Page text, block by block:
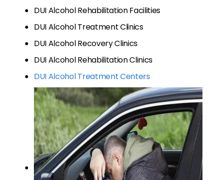
DUI Alcohol Rehabilitation Facilities
DUI Alcohol Treatment Clinics
DUI Alcohol Recovery Clinics
DUI Alcohol Rehabilitation Clinics
DUI Alcohol Treatment Centers